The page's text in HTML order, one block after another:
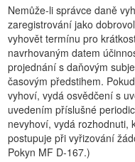
Nemůže-li správce daně
zaregistrování jako
vyhovět termínu pro
navrhovaným datem
projednání s daňovým
časovým předstihem.
vyhoví, vydá osvědčení s
uvedením příslušné
nevyhoví, vydá rozhodnuti,
postupuje při vyřizování
Pokyn MF D-167.)